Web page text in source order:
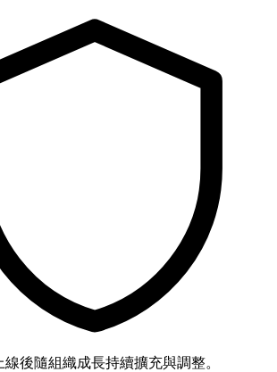
線後隨組織成長持續擴充與調整。